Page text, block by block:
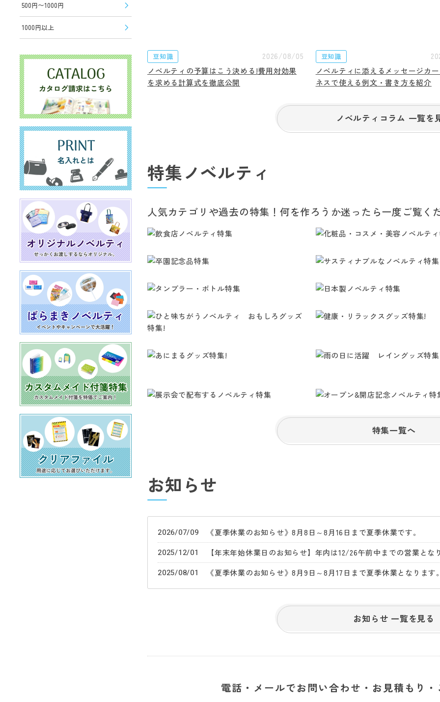
500円〜1000円
1000円以上
豆知識
2026/08/05
ノベルティの予算はこう決める!費用対効果
を求める計算式を徹底公開
豆知識
ノベルティに添えるメッセージカ
ネスで使える例文・書き方を紹介
ノベルティコラム 一覧を
特集ノベルティ
人気カテゴリや過去の特集！何を作ろうか迷ったら一度ご覧く
特集一覧へ
お知らせ
2026/07/09 《夏季休業のお知らせ》8月8日～8月16日まで夏季休業です。
2025/12/01
2025/08/01
《夏季休業のお知らせ》8月9日～8月17日まで夏季休業となります
お知らせ 一覧を見る
電話・メールでお問い合わせ・お見積もり